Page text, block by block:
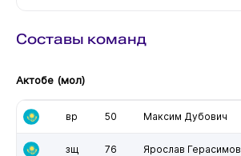
Составы команд
Актобе (мол)
вр 50 Максим Дубович
зщ 76 Ярослав Герасимов